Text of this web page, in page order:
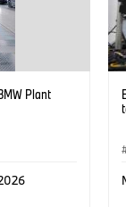
Plant